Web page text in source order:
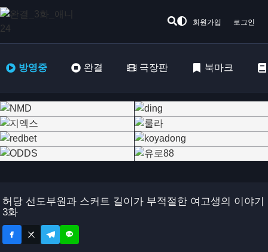
회원가입 로그인
방영중 완결 극장판 북마크
허당 선도부원과 스커트 길이가 부적절한 여고생의 이야기
3화